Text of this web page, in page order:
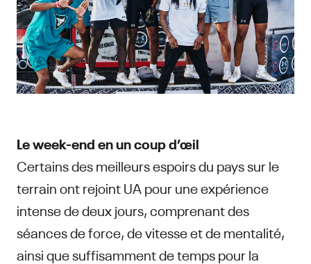
Le week-end en un coup d’œil
Certains des meilleurs espoirs du pays sur le
terrain ont rejoint UA pour une expérience
intense de deux jours, comprenant des
séances de force, de vitesse et de mentalité,
ainsi que suffisamment de temps pour la